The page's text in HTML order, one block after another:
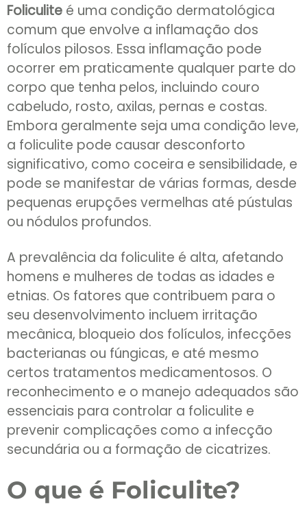
Foliculite é uma condição dermatológica
comum que envolve a inflamação dos
folículos pilosos. Essa inflamação pode
ocorrer em praticamente qualquer parte do
corpo que tenha pelos, incluindo couro
cabeludo, rosto, axilas, pernas e costas.
Embora geralmente seja uma condição leve,
a foliculite pode causar desconforto
significativo, como coceira e sensibilidade, e
pode se manifestar de várias formas, desde
pequenas erupções vermelhas até pústulas
ou nódulos profundos.
A prevalência da foliculite é alta, afetando
homens e mulheres de todas as idades e
etnias. Os fatores que contribuem para o
seu desenvolvimento incluem irritação
mecânica, bloqueio dos folículos, infecções
bacterianas ou fúngicas, e até mesmo
certos tratamentos medicamentosos. O
reconhecimento e o manejo adequados são
essenciais para controlar a foliculite e
prevenir complicações como a infecção
secundária ou a formação de cicatrizes.
O que é Foliculite?